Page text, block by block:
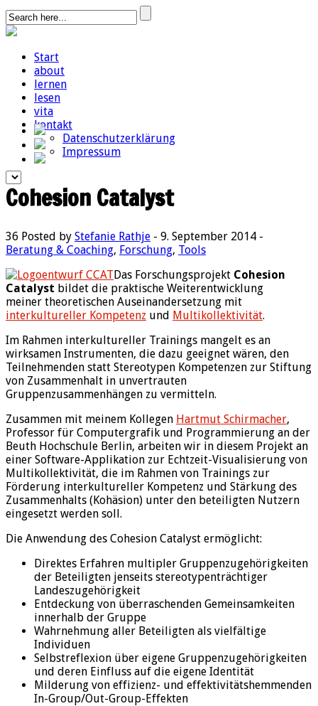
Start
about
lernen
lesen
vita
kontakt
Datenschutzerklärung
Impressum
Cohesion Catalyst
36 Posted by Stefanie Rathje - 9. September 2014 -
Beratung & Coaching, Forschung, Tools
Das Forschungsprojekt Cohesion
Catalyst bildet die praktische Weiterentwicklung
meiner theoretischen Auseinandersetzung mit
interkultureller Kompetenz und Multikollektivität.
Im Rahmen interkultureller Trainings mangelt es an
wirksamen Instrumenten, die dazu geeignet wären, den
Teilnehmenden statt Stereotypen Kompetenzen zur Stiftung
von Zusammenhalt in unvertrauten
Gruppenzusammenhängen zu vermitteln.
Zusammen mit meinem Kollegen Hartmut Schirmacher,
Professor für Computergrafik und Programmierung an der
Beuth Hochschule Berlin, arbeiten wir in diesem Projekt an
einer Software-Applikation zur Echtzeit-Visualisierung von
Multikollektivität, die im Rahmen von Trainings zur
Förderung interkultureller Kompetenz und Stärkung des
Zusammenhalts (Kohäsion) unter den beteiligten Nutzern
eingesetzt werden soll.
Die Anwendung des Cohesion Catalyst ermöglicht:
Direktes Erfahren multipler Gruppenzugehörigkeiten
der Beteiligten jenseits stereotypenträchtiger
Landeszugehörigkeit
Entdeckung von überraschenden Gemeinsamkeiten
innerhalb der Gruppe
Wahrnehmung aller Beteiligten als vielfältige
Individuen
Selbstreflexion über eigene Gruppenzugehörigkeiten
und deren Einfluss auf die eigene Identität
Milderung von effizienz- und effektivitätshemmenden
In-Group/Out-Group-Effekten